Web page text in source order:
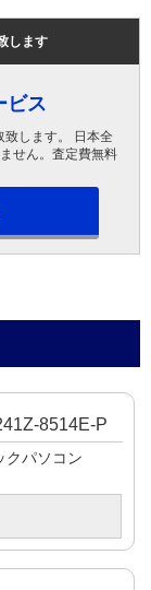
します
ビス
します。 日本全
せん。査定費無料
8514E-P
クパソコン